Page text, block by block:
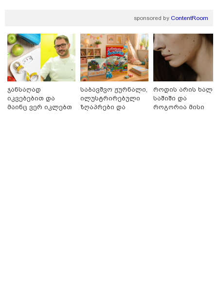
sponsored by ContentRoom
ჯანსაღად
იკვებებით და
მაინც ვერ იკლებთ
საბავშვო ჟურნალი,
ილუსტრირებული
ზღაპრები და
როდის არის ხალი
საშიში და
როგორია მისი